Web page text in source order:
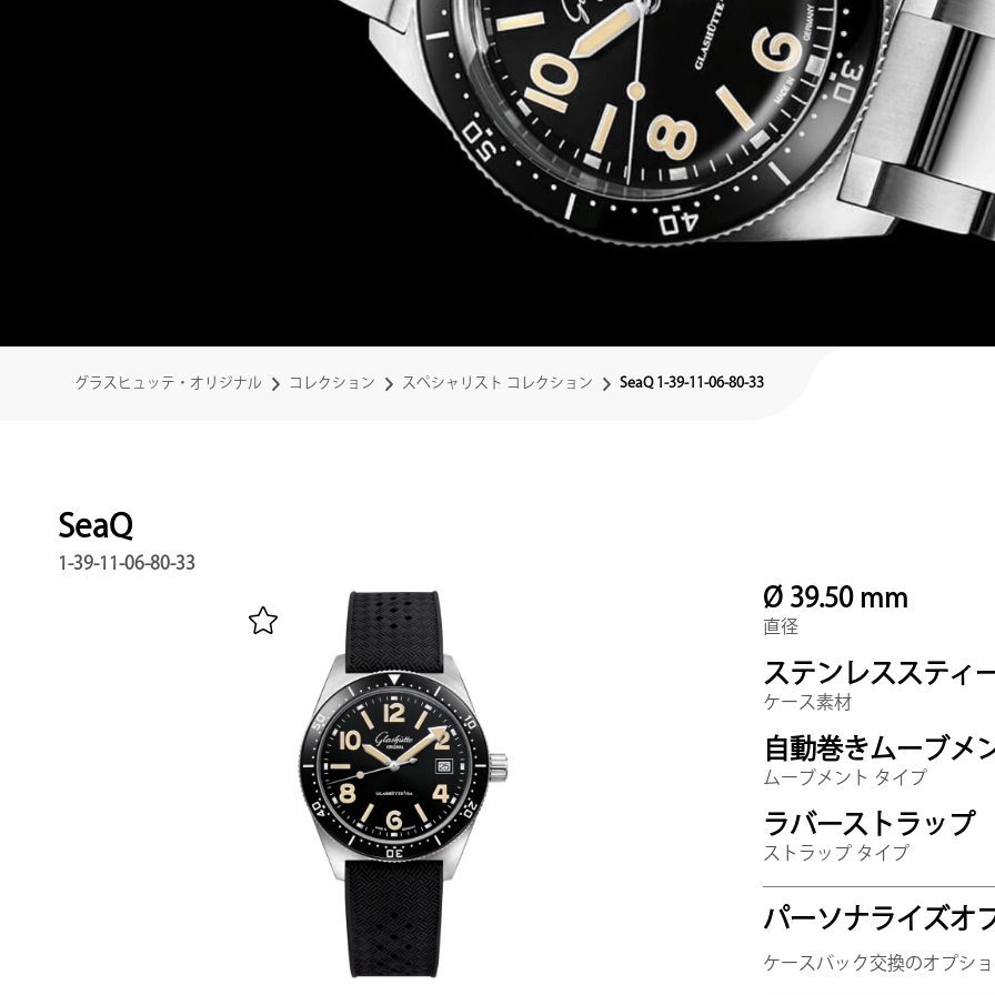
グラスヒュッテ・オリジナル コレクション スペシャリスト コレクション SeaQ 1-39-11-06-80-33
SeaQ
1-39-11-06-80-33
Ø 39.50 mm
直径
ステンレススティ
ケース素材
自動巻きムーブメ
ムーブメント タイプ
ラバーストラップ
ストラップ タイプ
パーソナライズオ
ケースバック交換のオプシ